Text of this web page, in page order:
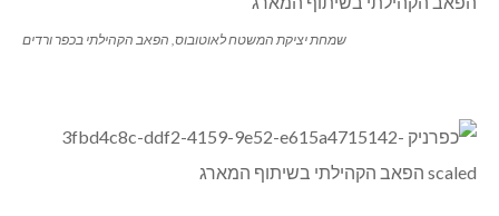
שמחת יציקת המשטח לאוטובוס, הפאב הקהילתי בכפר ורדים